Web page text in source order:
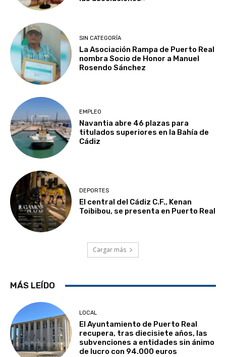
SIN CATEGORÍA
La Asociación Rampa de Puerto Real
nombra Socio de Honor a Manuel
Rosendo Sánchez
EMPLEO
Navantia abre 46 plazas para
titulados superiores en la Bahía de
Cádiz
DEPORTES
El central del Cádiz C.F., Kenan
Toibibou, se presenta en Puerto Real
Cargar más
MÁS LEÍDO
LOCAL
El Ayuntamiento de Puerto Real
recupera, tras diecisiete años, las
subvenciones a entidades sin ánimo
de lucro con 94.000 euros